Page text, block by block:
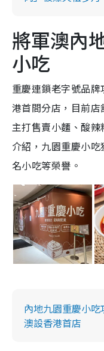
將軍澳內
小吃
重慶連鎖老字號品
港首間分店，目前
主打售賣小麵、酸
介紹，九園重慶小
名小吃等榮譽。
內地九園重慶小
澳設香港首店